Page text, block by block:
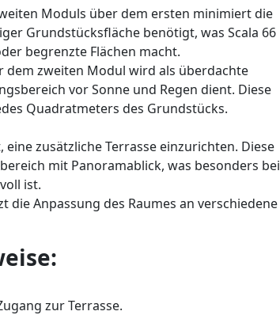
Moduls über dem ersten minimiert die
Grundstücksfläche benötigt, was Scala 66
begrenzte Flächen macht.
dem zweiten Modul wird als überdachte
vor Sonne und Regen dient. Diese
Quadratmeters des Grundstücks.
zusätzliche Terrasse einzurichten. Diese
mit Panoramablick, was besonders bei
ist.
Anpassung des Raumes an verschiedene
zur Terrasse.